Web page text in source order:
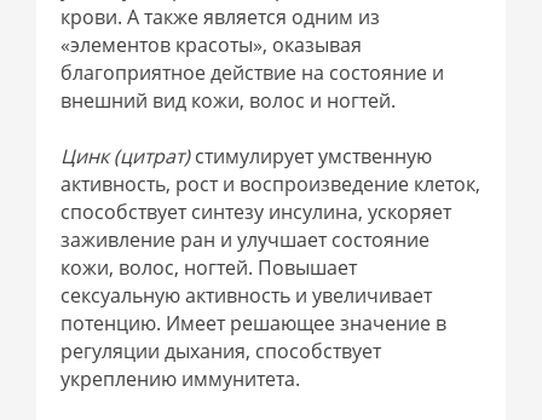
крови. А также является одним из
«элементов красоты», оказывая
благоприятное действие на состояние и
внешний вид кожи, волос и ногтей.
Цинк (цитрат)стимулирует умственную
активность, рост и воспроизведение клеток,
способствует синтезу инсулина, ускоряет
заживление ран и улучшает состояние
кожи, волос, ногтей. Повышает
сексуальную активность и увеличивает
потенцию. Имеет решающее значение в
регуляции дыхания, способствует
укреплению иммунитета.